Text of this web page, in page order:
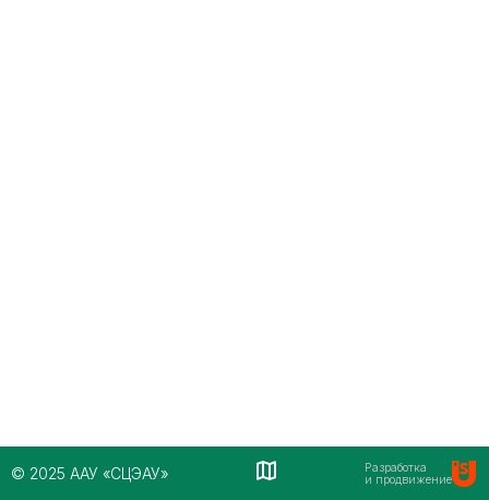
© 2025 ААУ «СЦЭАУ»
Разработка
и продвижение